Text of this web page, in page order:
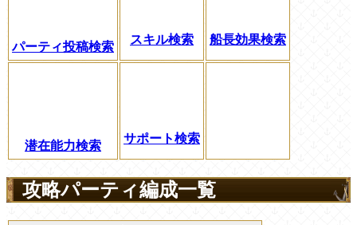
パーティ投稿検索
スキル検索 船長効果検索
潜在能力検索
サポート検索
攻略パーティ編成一覧